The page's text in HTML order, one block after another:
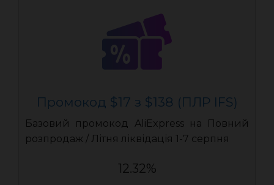
Промокод $17 з $138 (ПЛР IFS)
Базовий промокод AliExpress на Повний
розпродаж / Літня ліквідація 1-7 серпня
12.32%